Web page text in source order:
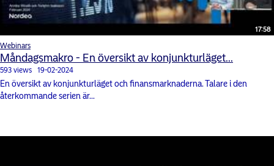
17:58
Webinars
Måndagsmakro - En översikt av konjunkturläget...
593 views 19-02-2024
En översikt av konjunkturläget och finansmarknaderna. Talare i den
återkommande serien är...